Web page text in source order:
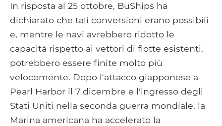
In risposta al 25 ottobre, BuShips ha
dichiarato che tali conversioni erano possibili
e, mentre le navi avrebbero ridotto le
capacità rispetto ai vettori di flotte esistenti,
potrebbero essere finite molto più
velocemente. Dopo l'attacco giapponese a
Pearl Harbor il 7 dicembre e l'ingresso degli
Stati Uniti nella seconda guerra mondiale, la
Marina americana ha accelerato la